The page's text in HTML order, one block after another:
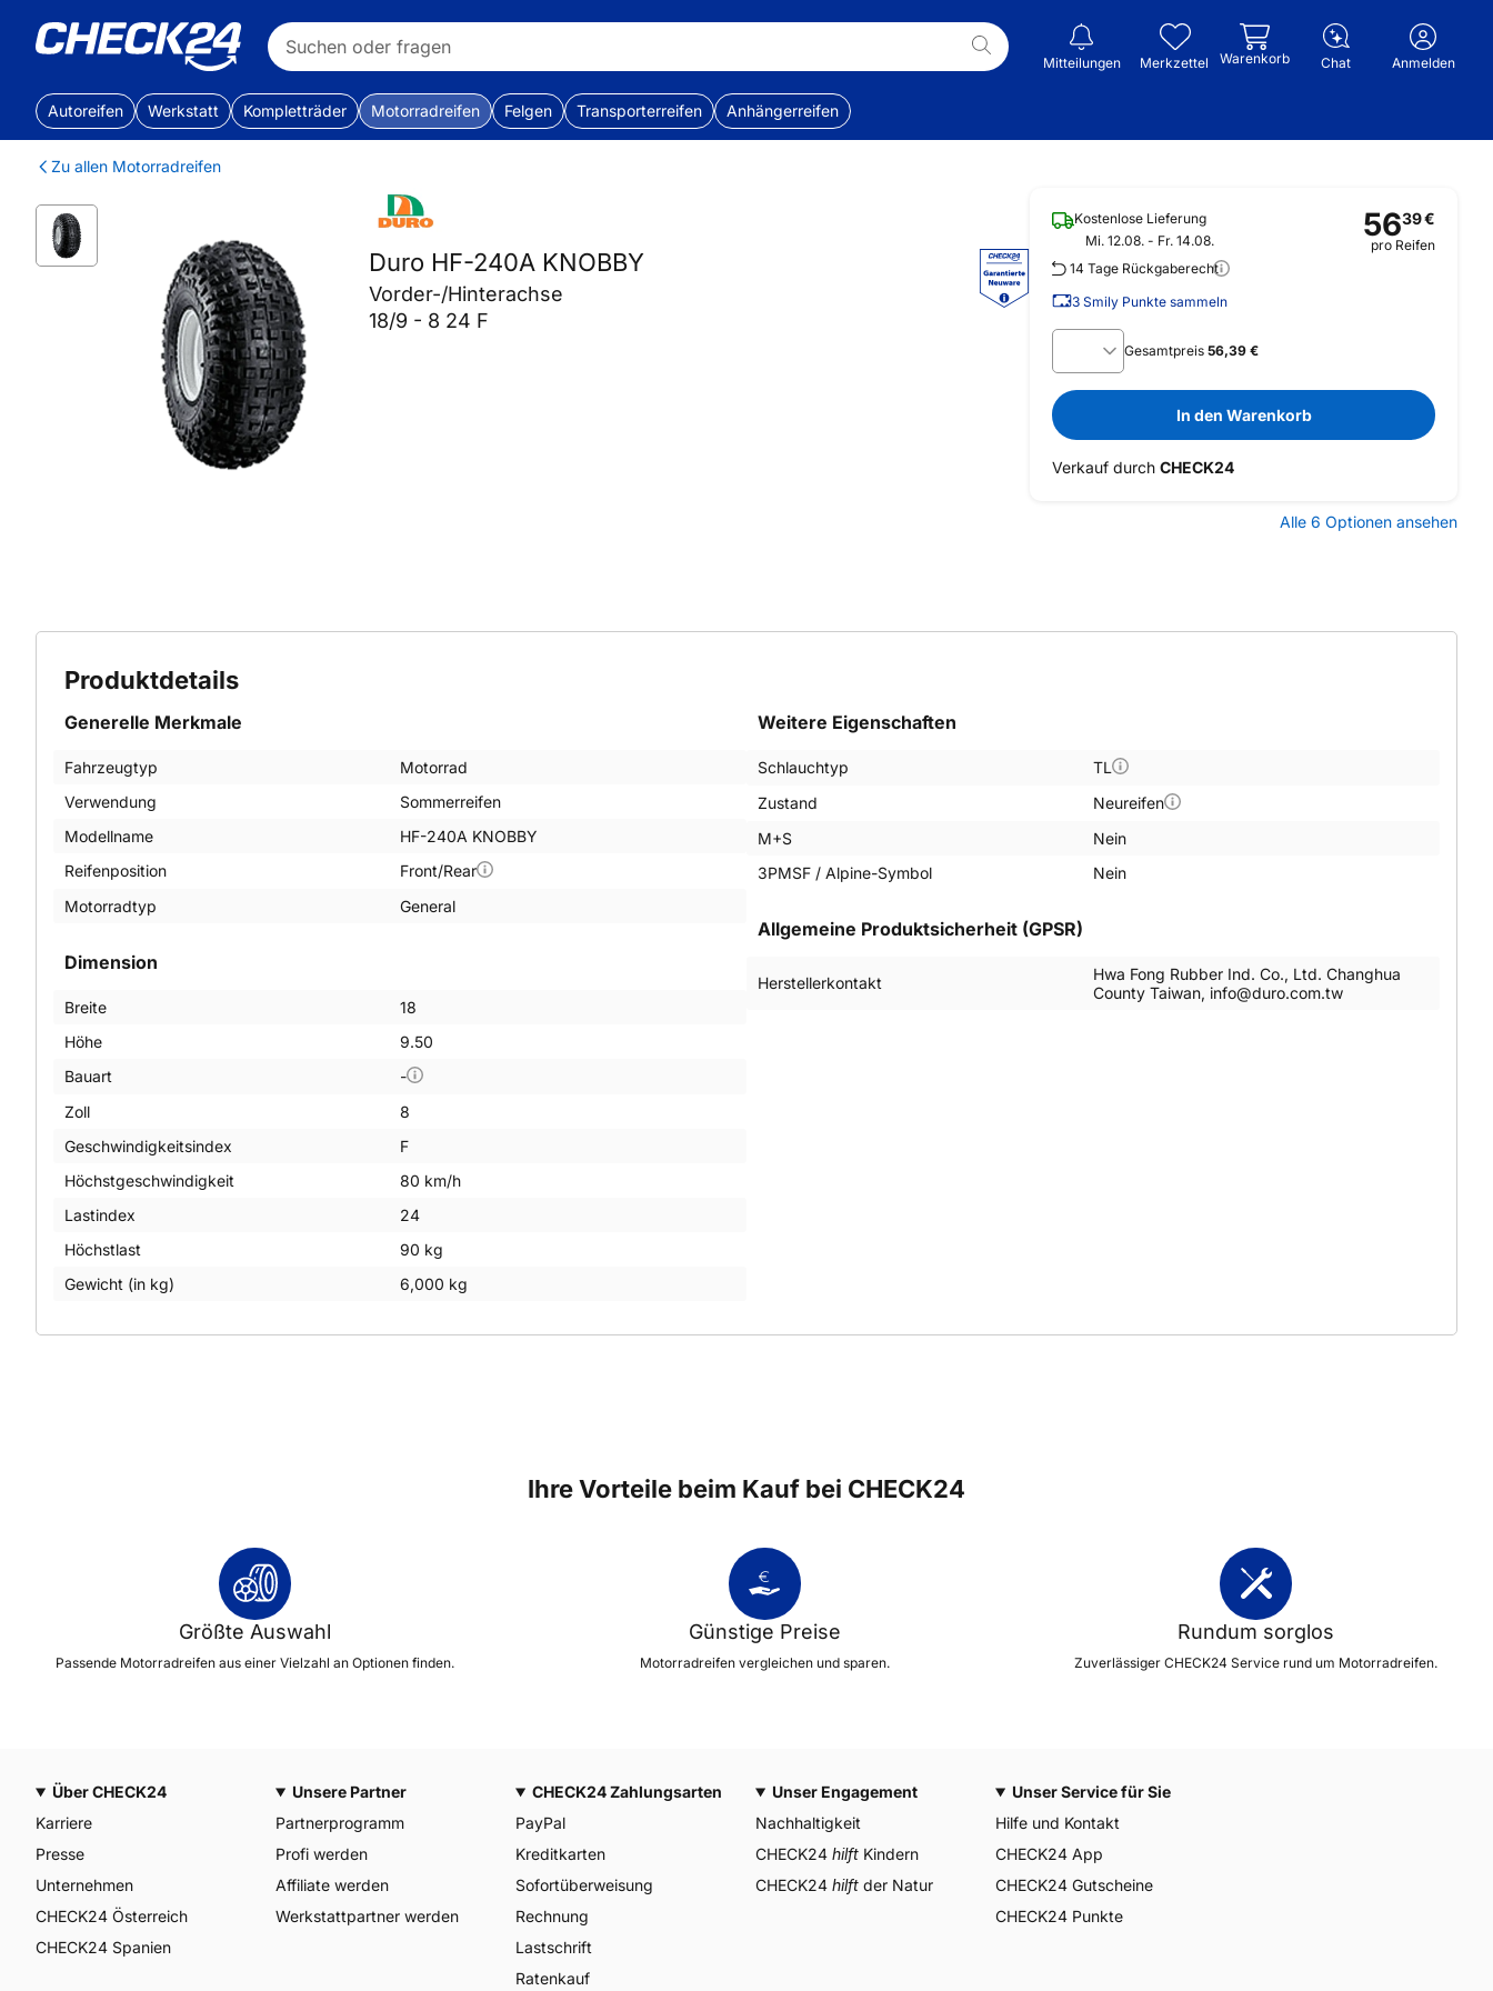
Mitteilungen Merkzettel Warenkorb Chat Anmelden
Autoreifen Werkstatt Kompletträder Motorradreifen Felgen Transporterreifen Anhängerreifen
Zu allen Motorradreifen
Duro HF-240A KNOBBY
Vorder-/Hinterachse
18/9 - 8 24 F
Kostenlose Lieferung
Mi. 12.08. - Fr. 14.08.
14 Tage Rückgaberecht
3 Smily Punkte sammeln
5639€
pro Reifen
Gesamtpreis 56,39 €
In den Warenkorb
Verkauf durch CHECK24
Alle 6 Optionen ansehen
Produktdetails
Dimension
Breite
18
Höhe
9.50
Bauart
-
Zoll
8
Geschwindigkeitsindex
F
Höchstgeschwindigkeit
80 km/h
Lastindex
24
Höchstlast
90 kg
Gewicht (in kg)
6,000 kg
Generelle Merkmale
Fahrzeugtyp
Motorrad
Verwendung
Sommerreifen
Modellname
HF-240A KNOBBY
Reifenposition
Front/Rear
Motorradtyp
General
Weitere Eigenschaften
Schlauchtyp
TL
Zustand
Neureifen
M+S
Nein
3PMSF / Alpine-Symbol
Nein
Allgemeine Produktsicherheit (GPSR)
Herstellerkontakt
Hwa Fong Rubber Ind. Co., Ltd. Changhua
County Taiwan, info@duro.com.tw
Ihre Vorteile beim Kauf bei CHECK24
Größte Auswahl
Passende Motorradreifen aus einer Vielzahl an Optionen finden.
Günstige Preise
Motorradreifen vergleichen und sparen.
Rundum sorglos
Zuverlässiger CHECK24 Service rund um Motorradreifen.
Über CHECK24
Karriere
Presse
Unternehmen
CHECK24 Österreich
CHECK24 Spanien
Unsere Partner
Partnerprogramm
Profi werden
Affiliate werden
Werkstattpartner werden
CHECK24 Zahlungsarten
PayPal
Kreditkarten
Sofortüberweisung
Rechnung
Lastschrift
Ratenkauf
Unser Engagement
Nachhaltigkeit
CHECK24 hilft Kindern
CHECK24 hilft der Natur
Unser Service für Sie
Hilfe und Kontakt
CHECK24 App
CHECK24 Gutscheine
CHECK24 Punkte